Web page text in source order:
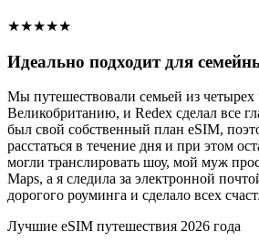
★★★★★
Идеально подходит для
Мы путешествовали семьей из четырех
Великобританию, и Redex сделал все
был свой собственный план eSIM,
расстаться в течение дня и при этом
могли транслировать шоу, мой муж
Maps, а я следила за электронной
дорогого роуминга и сделало всех
Лучшие eSIM путешествия 2026 года